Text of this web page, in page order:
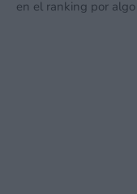
en el ranking por algo